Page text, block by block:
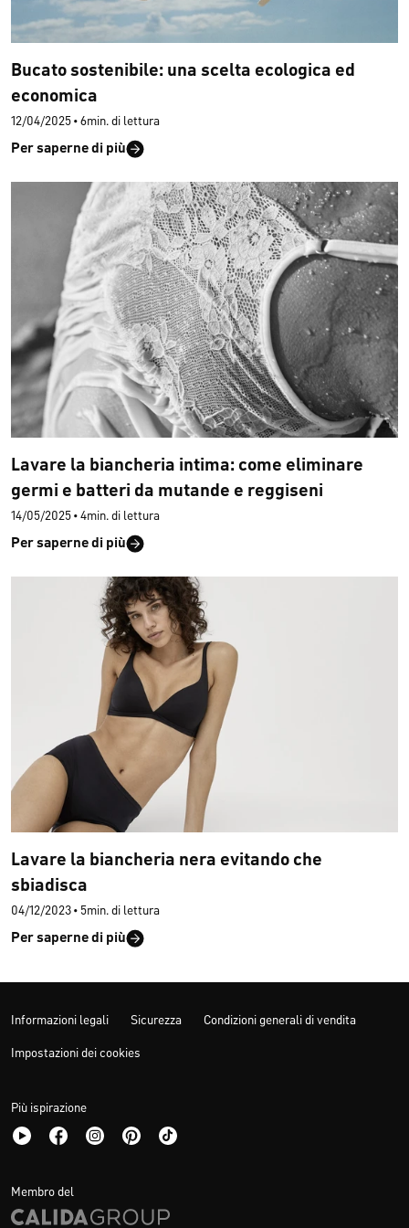
Bucato sostenibile: una scelta ecologica ed
economica
12/04/2025 • 6min. di lettura
Per saperne di più
Lavare la biancheria intima: come eliminare
germi e batteri da mutande e reggiseni
14/05/2025 • 4min. di lettura
Per saperne di più
Lavare la biancheria nera evitando che
sbiadisca
04/12/2023 • 5min. di lettura
Per saperne di più
Informazioni legali Sicurezza Condizioni generali di vendita
Impostazioni dei cookies
Più ispirazione
Membro del